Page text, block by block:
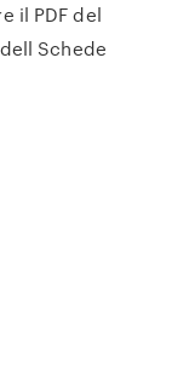
il PDF del
Schede